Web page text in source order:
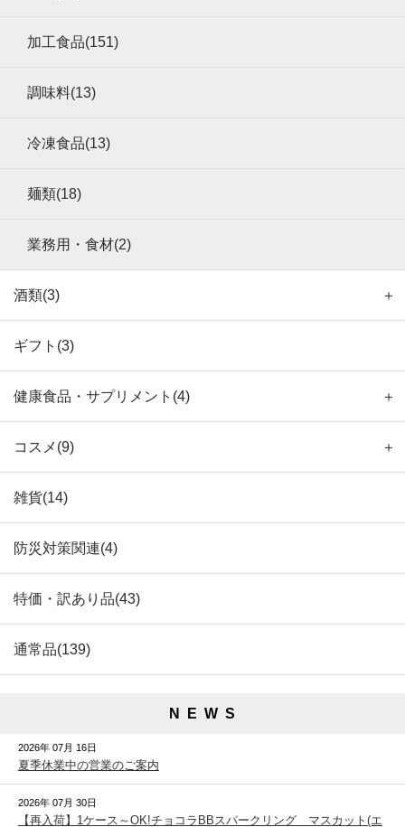
加工食品(151)
調味料(13)
冷凍食品(13)
麺類(18)
業務用・食材(2)
酒類(3) ＋
ギフト(3)
健康食品・サプリメント(4) ＋
コスメ(9) ＋
雑貨(14)
防災対策関連(4)
特価・訳あり品(43)
通常品(139)
N E W S
2026年 07月 16日
夏季休業中の営業のご案内
2026年 07月 30日
【再入荷】1ケース～OK!チョコラBBスパークリング マスカット(エ